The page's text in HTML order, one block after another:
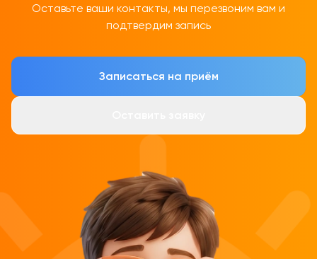
Оставьте ваши контакты, мы перезвоним вам и
подтвердим запись
Записаться на приём